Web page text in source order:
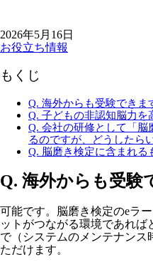
2026年5月16日
お役立ち情報
もくじ
Q. 海外からも受験できま
Q. 子どもの非認知脳力を
Q. 会社の研修として「脳
るのですが、どうしたら
Q. 脳磨き検定に含まれる
Q. 海外からも受験
可能です。脳磨き検定のeラ
ットがつながる環境であれ
で（システムのメンテナンス
ただけます。